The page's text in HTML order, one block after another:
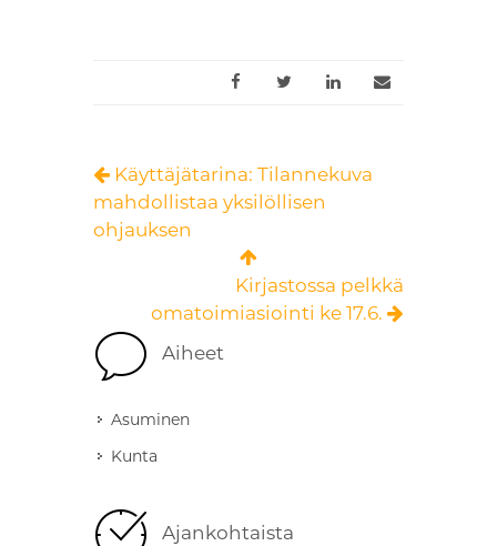
Käyttäjätarina: Tilannekuva
mahdollistaa yksilöllisen
ohjauksen
Kirjastossa pelkkä
omatoimiasiointi ke 17.6.
Aiheet
Asuminen
Kunta
Ajankohtaista